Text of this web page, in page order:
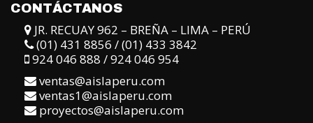
CONTÁCTANOS
JR. RECUAY 962 – BREÑA – LIMA – PERÚ
(01) 431 8856 / (01) 433 3842
924 046 888 / 924 046 954
ventas@aislaperu.com
ventas1@aislaperu.com
proyectos@aislaperu.com